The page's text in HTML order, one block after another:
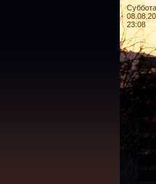
Суббота
23:08